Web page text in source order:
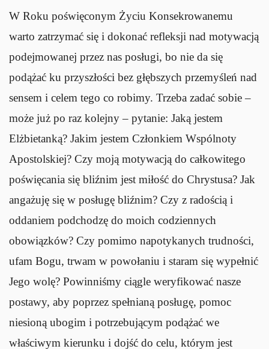
W Roku poświęconym Życiu Konsekrowanemu
warto zatrzymać się i dokonać refleksji nad motywacją
podejmowanej przez nas posługi, bo nie da się
podążać ku przyszłości bez głębszych przemyśleń nad
sensem i celem tego co robimy. Trzeba zadać sobie –
może już po raz kolejny – pytanie: Jaką jestem
Elżbietanką? Jakim jestem Członkiem Wspólnoty
Apostolskiej? Czy moją motywacją do całkowitego
poświęcania się bliźnim jest miłość do Chrystusa? Jak
angażuję się w posługę bliźnim? Czy z radością i
oddaniem podchodzę do moich codziennych
obowiązków? Czy pomimo napotykanych trudności,
ufam Bogu, trwam w powołaniu i staram się wypełnić
Jego wolę? Powinniśmy ciągle weryfikować nasze
postawy, aby poprzez spełnianą posługę, pomoc
niesioną ubogim i potrzebującym podążać we
właściwym kierunku i dojść do celu, którym jest